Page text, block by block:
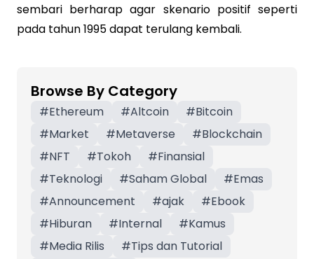
sembari berharap agar skenario positif seperti
pada tahun 1995 dapat terulang kembali.
Browse By Category
#Ethereum #Altcoin #Bitcoin
#Market #Metaverse #Blockchain
#NFT #Tokoh #Finansial
#Teknologi #Saham Global #Emas
#Announcement #ajak #Ebook
#Hiburan #Internal #Kamus
#Media Rilis #Tips dan Tutorial